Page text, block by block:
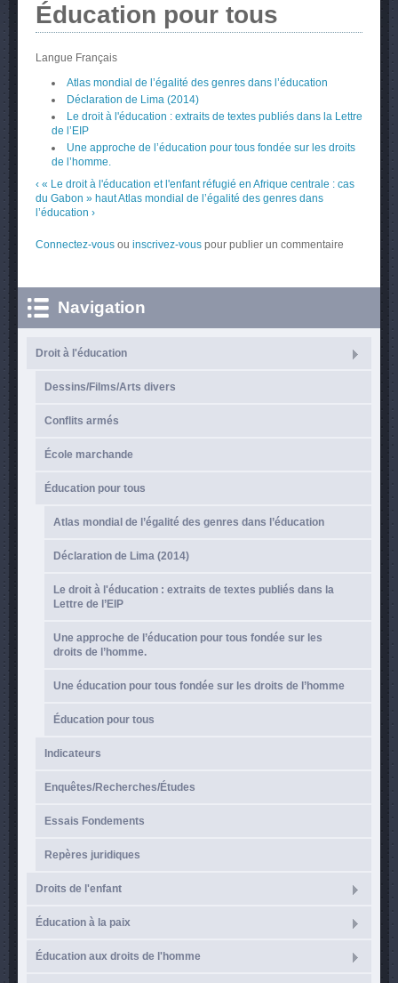
Éducation pour tous
Langue Français
Atlas mondial de l’égalité des genres dans l’éducation
Déclaration de Lima (2014)
Le droit à l'éducation : extraits de textes publiés dans la Lettre
de l’EIP
Une approche de l’éducation pour tous fondée sur les droits
de l’homme.
‹ « Le droit à l'éducation et l'enfant réfugié en Afrique centrale : cas
du Gabon » hautAtlas mondial de l’égalité des genres dans
l’éducation ›
Connectez-vous ou inscrivez-vous pour publier un commentaire
Navigation
Droit à l'éducation
Dessins/Films/Arts divers
Conflits armés
École marchande
Éducation pour tous
Atlas mondial de l’égalité des genres dans l’éducation
Déclaration de Lima (2014)
Le droit à l'éducation : extraits de textes publiés dans la
Lettre de l’EIP
Une approche de l’éducation pour tous fondée sur les
droits de l’homme.
Une éducation pour tous fondée sur les droits de l’homme
Éducation pour tous
Indicateurs
Enquêtes/Recherches/Études
Essais Fondements
Repères juridiques
Droits de l'enfant
Éducation à la paix
Éducation aux droits de l'homme